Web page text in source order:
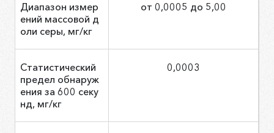
Диапазон измер
ений массовой д
оли серы, мг/кг
от 0,0005 до 5,00
Статистический
предел обнаруж
ения за 600 секу
нд, мг/кг
0,0003